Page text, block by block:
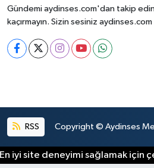
Gündemi aydinses.com'dan takip
kaçırmayın. Sizin sesiniz aydinses.com
RSS Copyright © Aydinses
En iyi site deneyimi sağlamak için